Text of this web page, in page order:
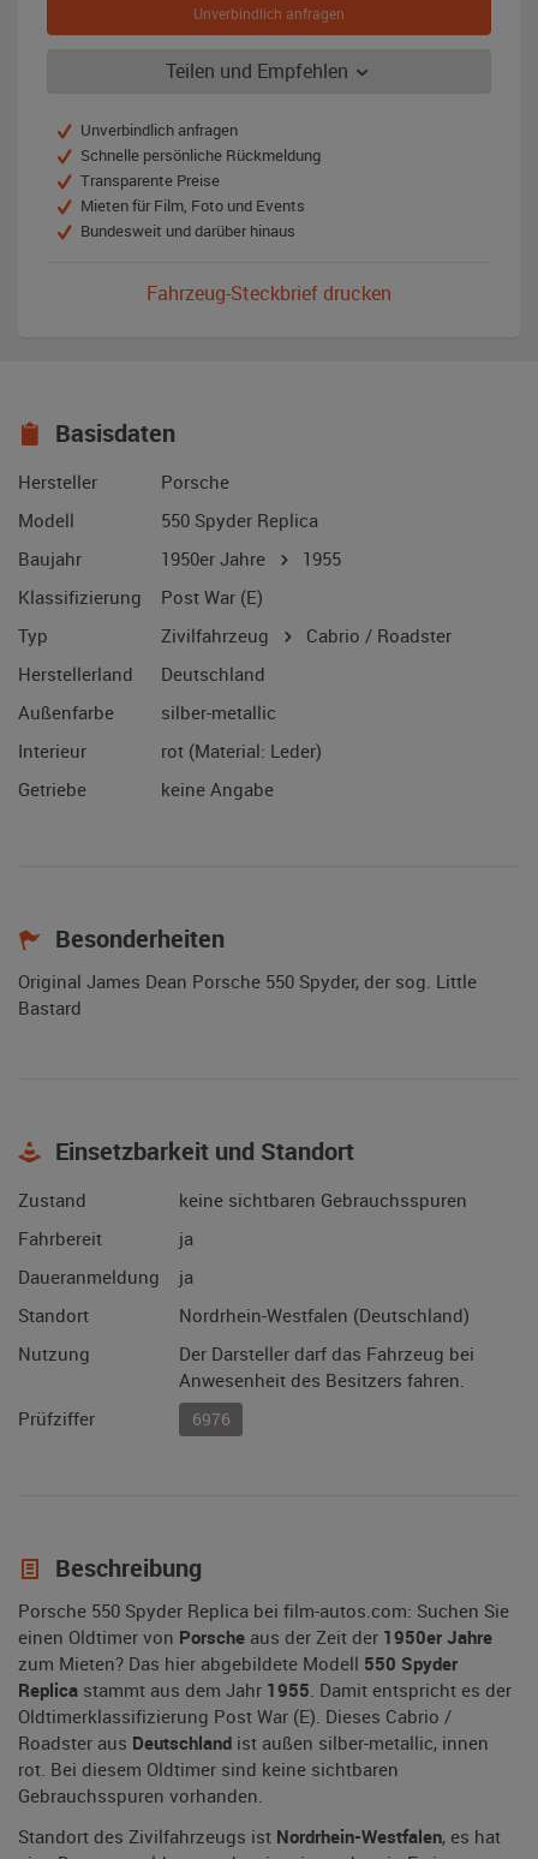
Unverbindlich anfragen
Teilen und Empfehlen
Unverbindlich anfragen
Schnelle persönliche Rückmeldung
Transparente Preise
Mieten für Film, Foto und Events
Bundesweit und darüber hinaus
Fahrzeug-Steckbrief drucken
Basisdaten
Hersteller
Porsche
Modell
550 Spyder Replica
Baujahr
1950er Jahre
1955
Klassifizierung
Post War (E)
Typ
Zivilfahrzeug
Cabrio / Roadster
Herstellerland
Deutschland
Außenfarbe
silber-metallic
Interieur
rot (Material: Leder)
Getriebe
keine Angabe
Besonderheiten
Original James Dean Porsche 550 Spyder, der sog. Little
Bastard
Einsetzbarkeit und Standort
Zustand
keine sichtbaren Gebrauchsspuren
Fahrbereit
ja
Daueranmeldung
ja
Standort
Nordrhein-Westfalen (Deutschland)
Nutzung
Der Darsteller darf das Fahrzeug bei
Anwesenheit des Besitzers fahren.
Prüfziffer
6976
Beschreibung
Porsche 550 Spyder Replica bei film-autos.com: Suchen Sie
einen Oldtimer von Porsche aus der Zeit der 1950er Jahre
zum Mieten? Das hier abgebildete Modell 550 Spyder
Replica stammt aus dem Jahr 1955. Damit entspricht es der
Oldtimerklassifizierung Post War (E). Dieses Cabrio /
Roadster aus Deutschland ist außen silber-metallic, innen
rot. Bei diesem Oldtimer sind keine sichtbaren
Gebrauchsspuren vorhanden.
Standort des Zivilfahrzeugs ist Nordrhein-Westfalen, es hat